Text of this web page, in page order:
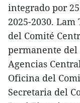
integrado por
2025-2030.
del Comité
permanente del
Agencias
Oficina del
Secretaria del